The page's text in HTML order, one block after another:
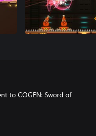
to COGEN: Sword of